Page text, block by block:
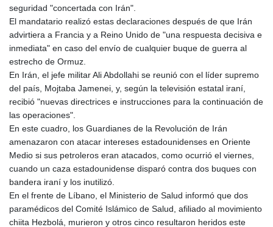
seguridad "concertada con Irán".
El mandatario realizó estas declaraciones después de que Irán
advirtiera a Francia y a Reino Unido de "una respuesta decisiva e
inmediata" en caso del envío de cualquier buque de guerra al
estrecho de Ormuz.
En Irán, el jefe militar Ali Abdollahi se reunió con el líder supremo
del país, Mojtaba Jamenei, y, según la televisión estatal iraní,
recibió "nuevas directrices e instrucciones para la continuación de
las operaciones".
En este cuadro, los Guardianes de la Revolución de Irán
amenazaron con atacar intereses estadounidenses en Oriente
Medio si sus petroleros eran atacados, como ocurrió el viernes,
cuando un caza estadounidense disparó contra dos buques con
bandera iraní y los inutilizó.
En el frente de Líbano, el Ministerio de Salud informó que dos
paramédicos del Comité Islámico de Salud, afiliado al movimiento
chiita Hezbolá, murieron y otros cinco resultaron heridos este